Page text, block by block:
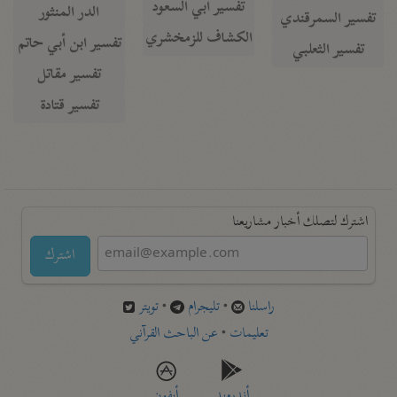
تفسير السمرقندي
تفسير الثعلبي
تفسير أبي السعود
الكشاف للزمخشري
الدر المنثور
تفسير ابن أبي حاتم
تفسير مقاتل
تفسير قتادة
اشترك لتصلك أخبار مشاريعنا
اشترك
راسلنا •تليجرام •تويتر
تعليمات •عن الباحث القرآني